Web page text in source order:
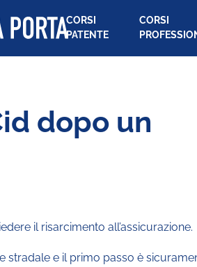
CORSI
PATENTE
CORSI
dopo un
il risarcimento all’assicurazione.
stradale e il primo passo è